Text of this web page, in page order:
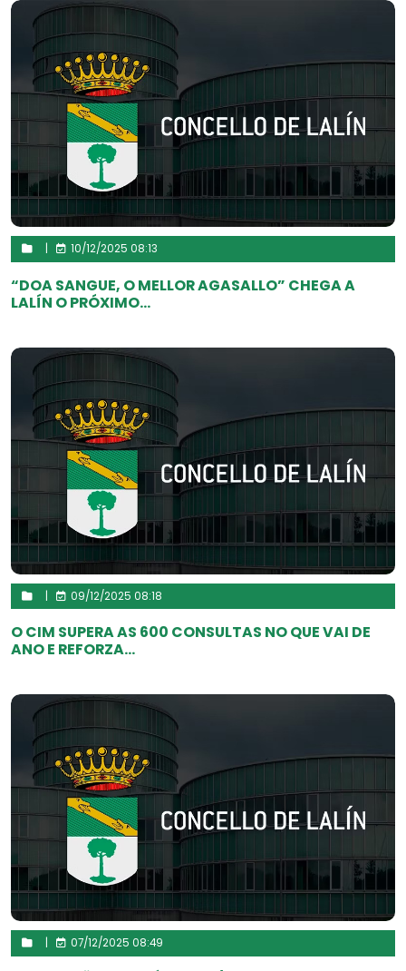
10/12/2025 08:13
“DOA SANGUE, O MELLOR AGASALLO” CHEGA A
LALÍN O PRÓXIMO...
| 09/12/2025 08:18
O CIM SUPERA AS 600 CONSULTAS NO QUE VAI DE
ANO E REFORZA...
07/12/2025 08:49